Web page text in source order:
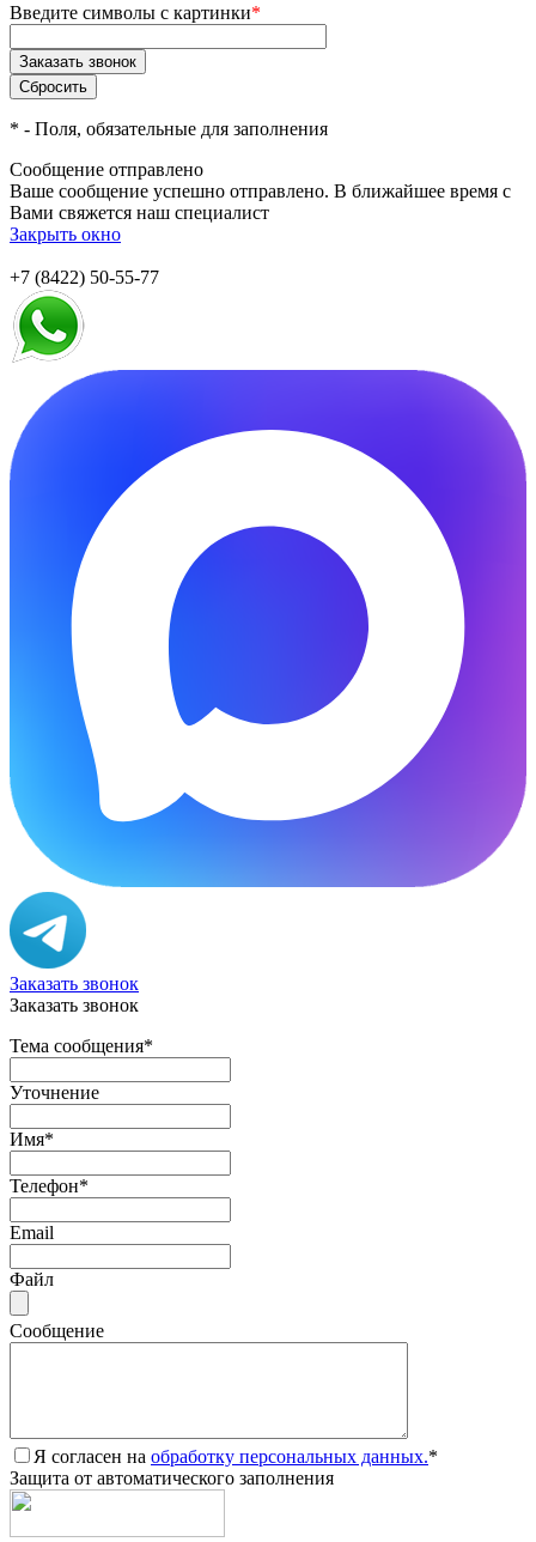
Введите символы с картинки*
* - Поля, обязательные для заполнения
Сообщение отправлено
Ваше сообщение успешно отправлено. В ближайшее время с
Вами свяжется наш специалист
Закрыть окно
+7 (8422) 50-55-77
Заказать звонок
Заказать звонок
Тема сообщения*
Уточнение
Имя*
Телефон*
Email
Файл
Сообщение
Я согласен на обработку персональных данных.*
Защита от автоматического заполнения